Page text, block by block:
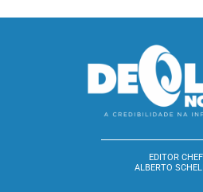
EDITOR
ALBERTO